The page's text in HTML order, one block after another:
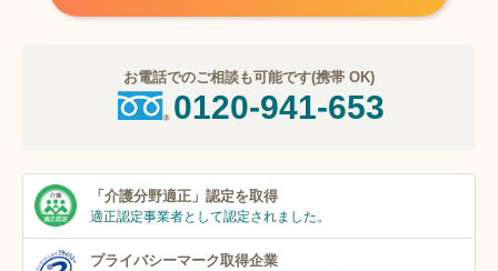
お電話でのご相談も可能です(携帯 OK)
0120-941-653
「介護分野適正」 認定を取得
適正認定事業者として認定されました。
プライバシーマーク取得企業